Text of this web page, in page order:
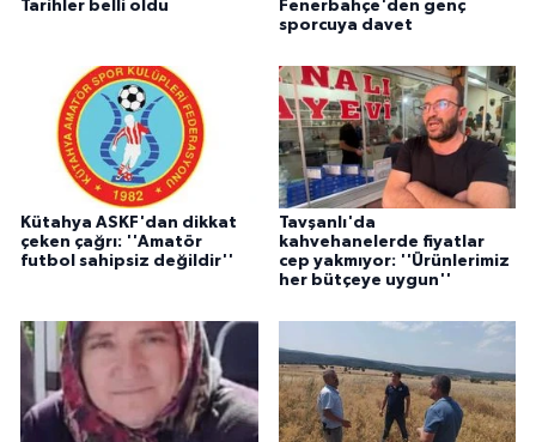
Tarihler belli oldu
Fenerbahçe'den genç
sporcuya davet
Kütahya ASKF'dan dikkat
çeken çağrı: ''Amatör
futbol sahipsiz değildir''
Tavşanlı'da
kahvehanelerde fiyatlar
cep yakmıyor: ''Ürünlerimiz
her bütçeye uygun''